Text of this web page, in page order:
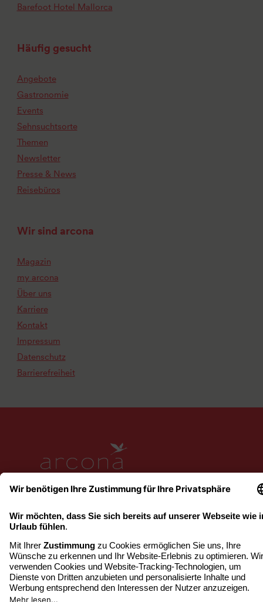
Barefoot Hotel Mallorca
Häufig gesucht
Angebote
Gastronomie
Events
Sehnsuchtsorte
Themen
Newsletter
Presse & News
Reisebüros
Wir sind arcona
Magazin
my arcona
Über uns
Karriere
Kontakt
Impressum
Datenschutz
Barrierefreiheit